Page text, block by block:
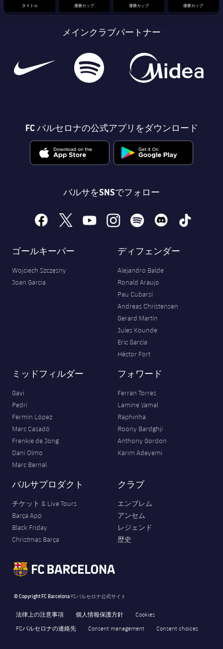
タイトル 優勝カップ 優勝カップ 優勝カップ
メインクラブパートナー
FC バルセロナの公式アプリをダウンロード
バルサをSNSでフォロー
facebook
x youtubeinstagramspotify discord tiktok
ゴールキーパー
Wojciech Szczęsny
Joan Garcia
ディフェンダー
Alejandro Balde
Ronald Araujo
Pau Cubarsí
Andreas Christensen
Gerard Martín
Jules Kounde
Eric García
Héctor Fort
ミッドフィルダー
Gavi
Pedri
Fermín López
Marc Casadó
Frenkie de Jong
Dani Olmo
Marc Bernal
フォワード
Ferran Torres
Lamine Yamal
Raphinha
Roony Bardghji
Anthony Gordon
Karim Adeyemi
バルサプロダクト
チケット & Live Tours
Barça App
Black Friday
Christmas Barça
クラブ
エンブレム
アンセム
レジェンド
歴史
© Copyright FC Barcelona FCバルセロナ公式サイト
法律上の注意事項 個人情報保護方針
Cookies
FCバルセロナの連絡先
Consent management Consent choices